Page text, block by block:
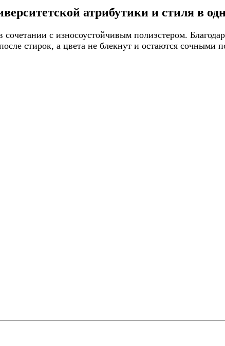
атрибутики и стиля в
с износоустойчивым полиэстером.
стирок, а цвета не блекнут и остаются сочными